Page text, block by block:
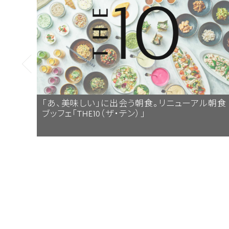
「あ、美味しい」に出会う朝食。リニューアル朝食
ブッフェ「THE10（ザ・テン）」